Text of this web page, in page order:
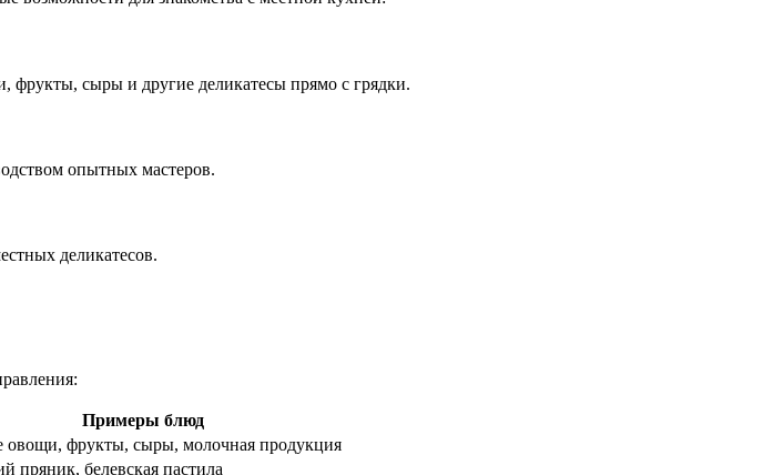
фрукты, сыры и другие деликатесы прямо с грядки.
опытных мастеров.
деликатесов.
Примеры блюд
овощи, фрукты, сыры, молочная продукция
пряник, белевская пастила